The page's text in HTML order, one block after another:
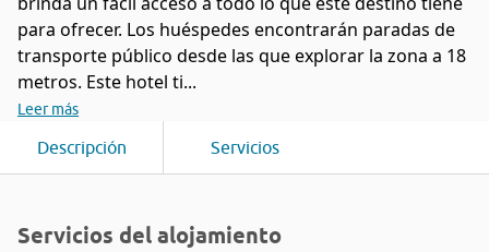
para ofrecer. Los huéspedes encontrarán paradas de
transporte público desde las que explorar la zona a 18
metros. Este hotel ti...
Leer más
Descripción Servicios
Servicios del alojamiento